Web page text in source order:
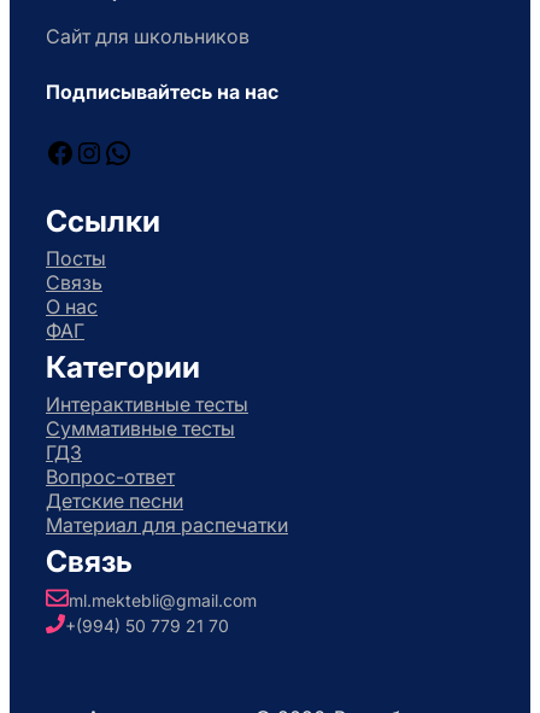
Сайт для школьников
Подписывайтесь на нас
Facebook
Instagram
WhatsApp
Ссылки
Посты
Связь
О нас
ФАГ
Категории
Интерактивные тесты
Суммативные тесты
ГДЗ
Вопрос-ответ
Детские песни
Материал для распечатки
Связь
ml.mektebli@gmail.com
+(994) 50 779 21 70